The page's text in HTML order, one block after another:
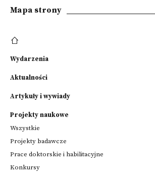
Mapa strony
Wydarzenia
Aktualności
Artykuły i wywiady
Projekty naukowe
Wszystkie
Projekty badawcze
Prace doktorskie i habilitacyjne
Konkursy